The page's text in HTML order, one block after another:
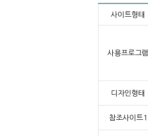
사이트형태
사용프로그램
디자인형태
참조사이트1